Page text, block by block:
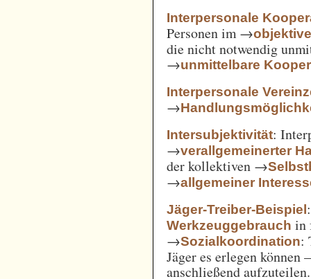
Interpersonale
Personen im →
die nicht notwendig
→unmittelbare
Interpersonale
→
Intersubjektivität:
→verallgemeinerter
der kollektiven →
→allgemeiner
Jäger-Treiber-Beispiel
Werkzeuggebrauch in
→Sozialkoordination:
Jäger es erlegen
anschließend aufzuteilen.